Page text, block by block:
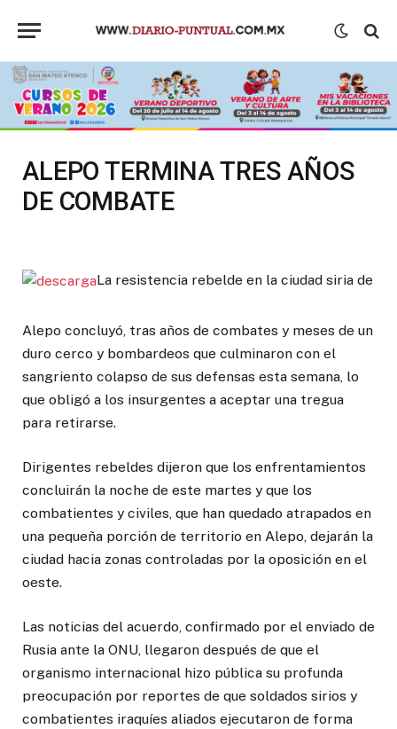
ALEPO TERMINA TRES AÑOS
DE COMBATE
La resistencia rebelde en la ciudad siria de
Alepo concluyó, tras años de combates y meses de un
duro cerco y bombardeos que culminaron con el
sangriento colapso de sus defensas esta semana, lo
que obligó a los insurgentes a aceptar una tregua
para retirarse.
Dirigentes rebeldes dijeron que los enfrentamientos
concluirán la noche de este martes y que los
combatientes y civiles, que han quedado atrapados en
una pequeña porción de territorio en Alepo, dejarán la
ciudad hacia zonas controladas por la oposición en el
oeste.
Las noticias del acuerdo, confirmado por el enviado de
Rusia ante la ONU, llegaron después de que el
organismo internacional hizo pública su profunda
preocupación por reportes de que soldados sirios y
combatientes iraquíes aliados ejecutaron de forma